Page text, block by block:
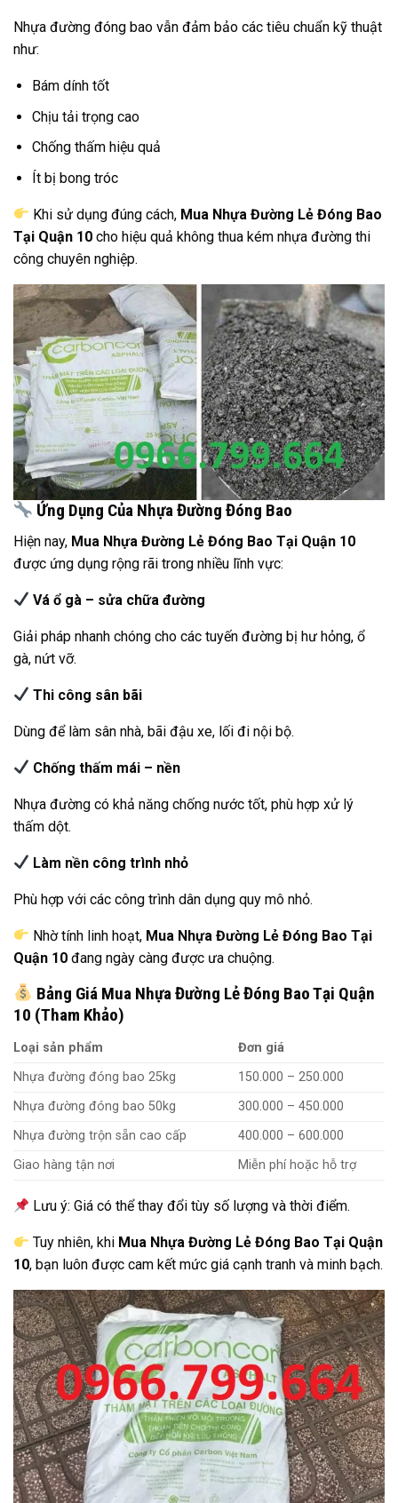
Nhựa đường đóng bao vẫn đảm bảo các tiêu chuẩn kỹ thuật
như:
Bám dính tốt
Chịu tải trọng cao
Chống thấm hiệu quả
Ít bị bong tróc
Khi sử dụng đúng cách, Mua Nhựa Đường Lẻ Đóng Bao
Tại Quận 10 cho hiệu quả không thua kém nhựa đường thi
công chuyên nghiệp.
Ứng Dụng Của Nhựa Đường Đóng Bao
Hiện nay, Mua Nhựa Đường Lẻ Đóng Bao Tại Quận 10
được ứng dụng rộng rãi trong nhiều lĩnh vực:
Vá ổ gà – sửa chữa đường
Giải pháp nhanh chóng cho các tuyến đường bị hư hỏng, ổ
gà, nứt vỡ.
Thi công sân bãi
Dùng để làm sân nhà, bãi đậu xe, lối đi nội bộ.
Chống thấm mái – nền
Nhựa đường có khả năng chống nước tốt, phù hợp xử lý
thấm dột.
Làm nền công trình nhỏ
Phù hợp với các công trình dân dụng quy mô nhỏ.
Nhờ tính linh hoạt, Mua Nhựa Đường Lẻ Đóng Bao Tại
Quận 10 đang ngày càng được ưa chuộng.
Bảng Giá Mua Nhựa Đường Lẻ Đóng Bao Tại Quận
10 (Tham Khảo)
Loại sản phẩm
Đơn giá
Nhựa đường đóng bao 25kg
150.000 – 250.000
Nhựa đường đóng bao 50kg
300.000 – 450.000
Nhựa đường trộn sẵn cao cấp
400.000 – 600.000
Giao hàng tận nơi
Miễn phí hoặc hỗ trợ
Lưu ý: Giá có thể thay đổi tùy số lượng và thời điểm.
Tuy nhiên, khi Mua Nhựa Đường Lẻ Đóng Bao Tại Quận
10, bạn luôn được cam kết mức giá cạnh tranh và minh bạch.